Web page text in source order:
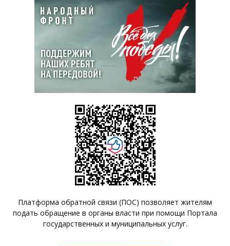
Платформа обратной связи (ПОС) позволяет жителям
подать обращение в органы власти при помощи Портала
государственных и муниципальных услуг.